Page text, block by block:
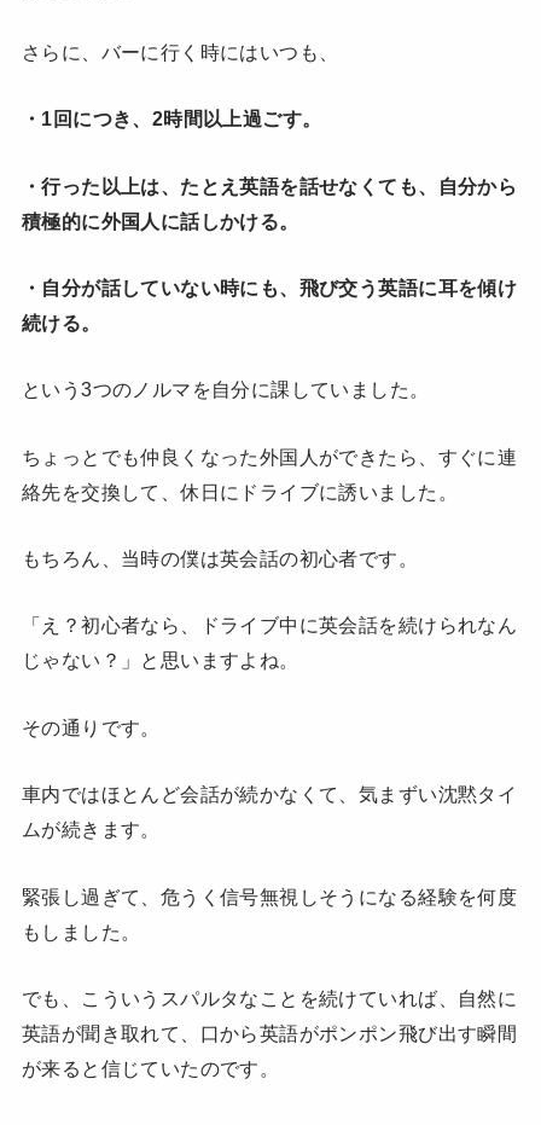
さらに、バーに行く時にはいつも、
・1回につき、2時間以上過ごす。
・行った以上は、たとえ英語を話せなくても、自分から
積極的に外国人に話しかける。
・自分が話していない時にも、飛び交う英語に耳を傾け
続ける。
という3つのノルマを自分に課していました。
ちょっとでも仲良くなった外国人ができたら、すぐに連
絡先を交換して、休日にドライブに誘いました。
もちろん、当時の僕は英会話の初心者です。
「え？初心者なら、ドライブ中に英会話を続けられなん
じゃない？」と思いますよね。
その通りです。
車内ではほとんど会話が続かなくて、気まずい沈黙タイ
ムが続きます。
緊張し過ぎて、危うく信号無視しそうになる経験を何度
もしました。
でも、こういうスパルタなことを続けていれば、自然に
英語が聞き取れて、口から英語がポンポン飛び出す瞬間
が来ると信じていたのです。